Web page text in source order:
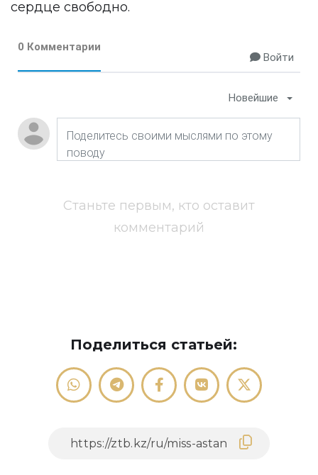
сердце свободно.
0 Комментарии
Войти
Новейшие
Станьте первым, кто оставит
комментарий
Поделиться статьей: